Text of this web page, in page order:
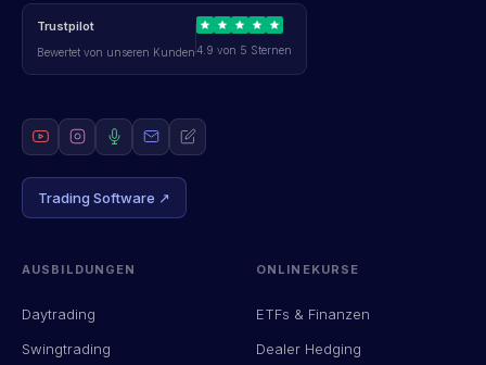
Trustpilot
Bewertet von unseren Kunden4.9 von 5 Sternen
Trading Software ↗
AUSBILDUNGEN
Daytrading
Swingtrading
ONLINEKURSE
ETFs & Finanzen
Dealer Hedging